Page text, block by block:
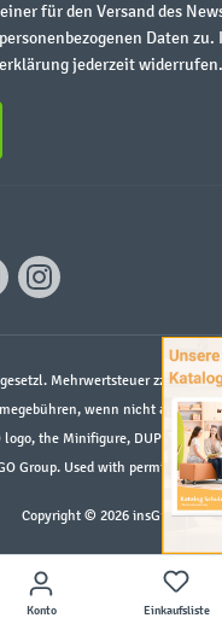
Konto Einkaufsliste
für den Versand des
Daten zu.
jederzeit widerrufen.
Mehrwertsteuer zzgl.
wenn nicht anders
logo, the Minifigure, DUPLO, and
Group. Used with permission.
Copyright © 2026 insGraf.de